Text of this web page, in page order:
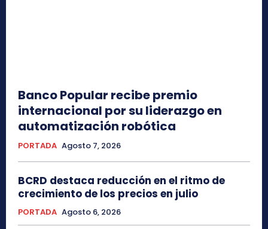
Banco Popular recibe premio
internacional por su liderazgo en
automatización robótica
PORTADA Agosto 7, 2026
BCRD destaca reducción en el ritmo de
crecimiento de los precios en julio
PORTADA Agosto 6, 2026